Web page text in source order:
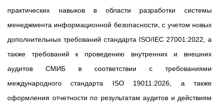
практических навыков в области разработки системы
менеджмента информационной безопасности, с учетом новых
дополнительных требований стандарта ISO/IEC 27001:2022, а
также требований к проведению внутренних и внешних
аудитов СМИБ в соответствии с требованиями
международного стандарта ISO 19011:2026, а также
оформления отчетности по результатам аудитов и действиям